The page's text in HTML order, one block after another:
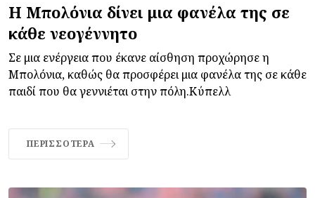
Η Μπολόνια δίνει μια φανέλα της σε
κάθε νεογέννητο
Σε μια ενέργεια που έκανε αίσθηση προχώρησε η
Μπολόνια, καθώς θα προσφέρει μια φανέλα της σε κάθε
παιδί που θα γεννιέται στην πόλη.Κύπελλ
ΠΕΡΙΣΣΌΤΕΡΑ